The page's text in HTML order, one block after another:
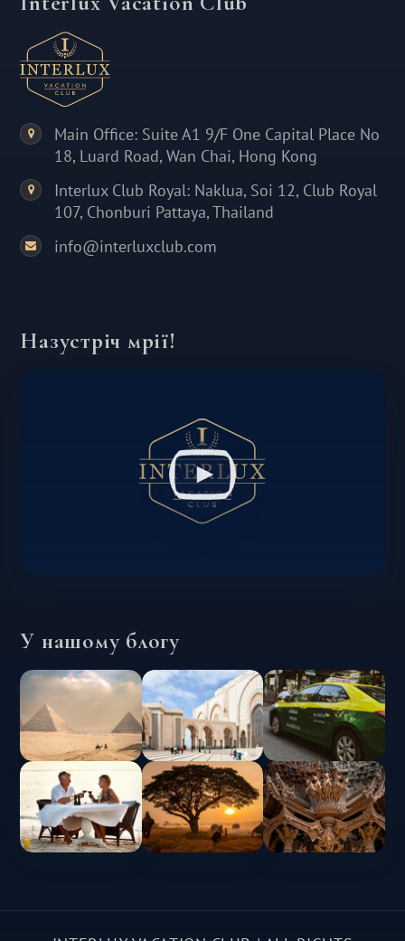
Main Office: Suite A1 9/F One Capital Place No
18, Luard Road, Wan Chai, Hong Kong
Interlux Club Royal: Naklua, Soi 12, Club Royal
107, Chonburi Pattaya, Thailand
info@interluxclub.com
Назустріч мрії!
У нашому блогу